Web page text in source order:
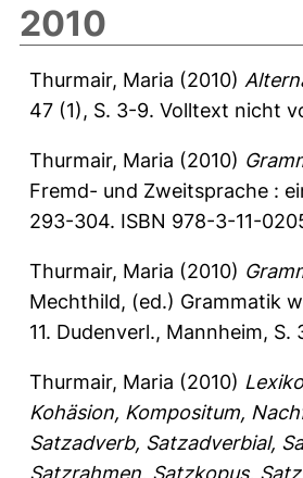
2010
Thurmair, Maria (2010)
47 (1), S. 3-9. Volltext nicht
Thurmair, Maria (2010)
Fremd- und Zweitsprache :
293-304. ISBN 978-3-11-
Thurmair, Maria (2010)
Mechthild, (ed.) Grammatik
11. Dudenverl., Mannheim,
Thurmair, Maria (2010)
Kohäsion, Kompositum,
Satzadverb, Satzadverbial,
Satzrahmen, Satzkopus,